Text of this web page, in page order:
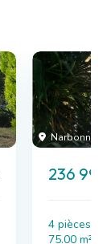
Narbonne
236
4 pièces , 3
75.00 m²